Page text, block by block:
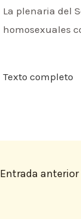
La plenaria del
homosexuales
Texto completo
Entrada anterior